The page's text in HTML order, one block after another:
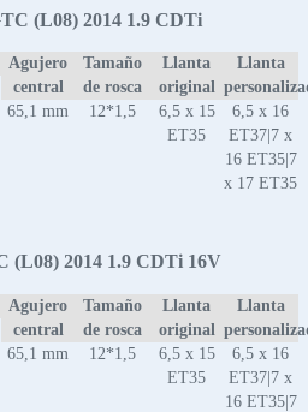
(L08) 2014 1.9 CDTi
Agujero
central
Tamaño
de rosca
Llanta
original
Llanta
65,1 mm 12*1,5
6,5 x 15
ET35
6,5 x 16
ET37|7 x
16 ET35|7
x 17 ET35
(L08) 2014 1.9 CDTi 16V
Agujero
central
Tamaño
de rosca
Llanta
original
Llanta
65,1 mm 12*1,5
6,5 x 15
ET35
6,5 x 16
ET37|7 x
16 ET35|7